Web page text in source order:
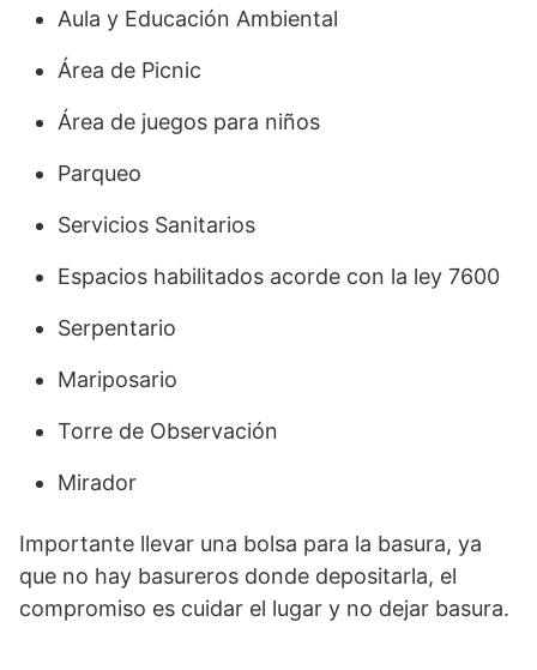
Aula y Educación Ambiental
Área de Picnic
Área de juegos para niños
Parqueo
Servicios Sanitarios
Espacios habilitados acorde con la ley 7600
Serpentario
Mariposario
Torre de Observación
Mirador
Importante llevar una bolsa para la basura, ya
que no hay basureros donde depositarla, el
compromiso es cuidar el lugar y no dejar basura.